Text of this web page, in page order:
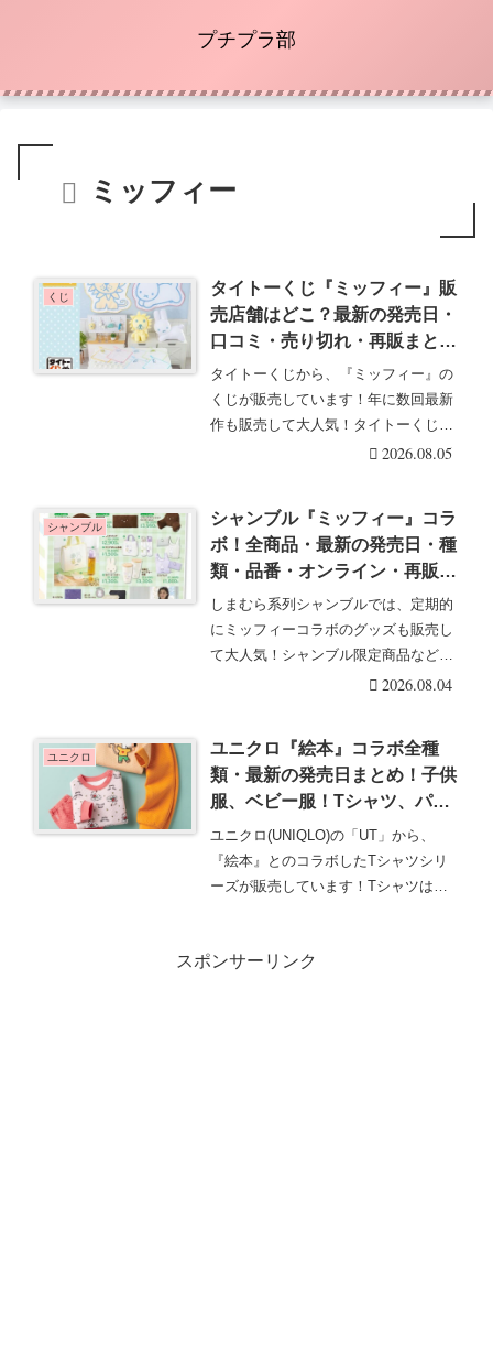
プチプラ部
ミッフィー
くじ
タイトーくじ『ミッフィー』販
売店舗はどこ？最新の発売日・
口コミ・売り切れ・再販まと
め！ミッフィー＆ボリス Line
Check Collectionが2026/11よ
り新発売！
タイトーくじから、『ミッフィー』の
くじが販売しています！年に数回最新
作も販売して大人気！タイトーくじ
『ミッフィー』の最新・・・続きを読
2026.08.05
シャンブル
シャンブル『ミッフィー』コラ
ボ！全商品・最新の発売日・種
類・品番・オンライン・再販ま
とめ！取扱店はどこ？割烹着が
2026/8/5より新発売！
しまむら系列シャンブルでは、定期的
にミッフィーコラボのグッズも販売し
て大人気！シャンブル限定商品なども
ラインナップするの・・・続きを読む
2026.08.04
ユニクロ
ユニクロ『絵本』コラボ全種
類・最新の発売日まとめ！子供
服、ベビー服！Tシャツ、パジ
ャマ、ボディスーツなど！メイ
シーが2026年秋冬で！
ユニクロ(UNIQLO)の「UT」から、
『絵本』とのコラボしたTシャツシリ
ーズが販売しています！Tシャツは春
スポンサーリンク